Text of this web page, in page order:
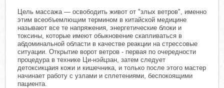
Цель массажа — освободить живот от "злых ветров", именно
этим всеобъемлющим термином в китайской медицине
называют все те напряжения, энергетические блоки и
токсины, которые имеют обыкновение скапливаться в
абдоминальной области в качестве реакции на стрессовые
ситуации. Открытие ворот ветров - первая по очередности
процедура в технике Ци-нэйцзан, затем следует
детоксикцаия кожи и кишечника, и только после этого мастер
начинает работу с узлами и сплетениями, беспокоящими
пациента.